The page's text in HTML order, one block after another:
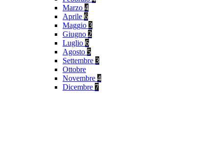
Marzo 4
Aprile 6
Maggio 3
Giugno 2
Luglio 6
Agosto 5
Settembre 3
Ottobre
Novembre 4
Dicembre 7